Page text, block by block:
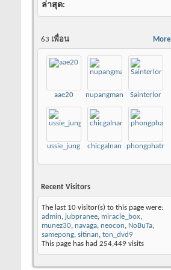
ล่าสุด
More
63 เพื่อน
aae20 nupangman Sainterlor
ussie_jung chicgalnan phongphatr
Recent Visitors
The last 10 visitor(s) to this page were:
admin, jubpranee, miracle_box,
munez30, navaga, neocon, NoBuTa,
samepong, sitinan, ton_dvd9
This page has had 254,449 visits